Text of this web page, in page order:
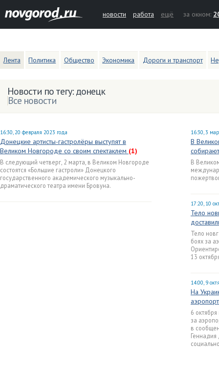
новости работа ещё за окном:
Лента Политика Общество Экономика Дороги и транспорт
Новости по тегу: донецк
Все новости
16:30, 20 февраля 2023 года
Донецкие артисты-гастролёры выступят в
Великом Новгороде со своим спектаклем (1)
В следующий четверг, 2 марта, в Великом Новгороде
состоятся «Большие гастроли» Донецкого
государственного академического музыкально-
драматического театра имени Бровуна.
16:30, 3
В
В
17:20, 10
Тело
Тело
боях за
13
14:00, 9
На
6
за
в
Геннадия